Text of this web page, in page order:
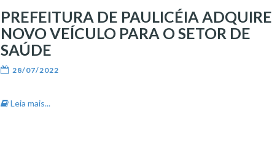
PREFEITURA DE PAULICÉIA ADQUIRE
NOVO VEÍCULO PARA O SETOR DE
SAÚDE
28/07/2022
Leia mais...